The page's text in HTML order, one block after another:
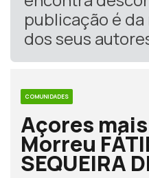
publicação é
dos seus
COMUNIDADES
Açores
Morreu
SEQUEIRA